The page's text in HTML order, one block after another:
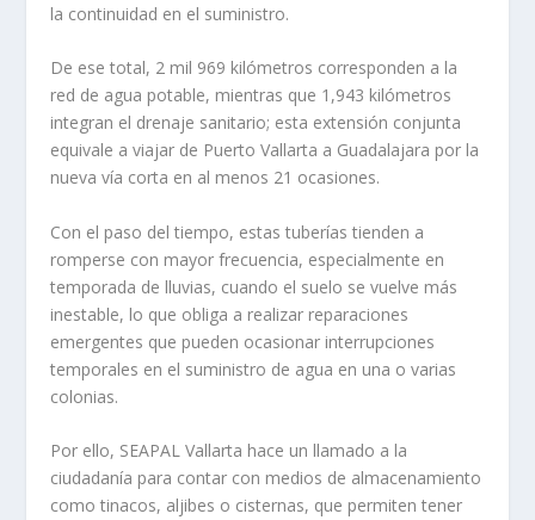
la continuidad en el suministro.
De ese total, 2 mil 969 kilómetros corresponden a la
red de agua potable, mientras que 1,943 kilómetros
integran el drenaje sanitario; esta extensión conjunta
equivale a viajar de Puerto Vallarta a Guadalajara por la
nueva vía corta en al menos 21 ocasiones.
Con el paso del tiempo, estas tuberías tienden a
romperse con mayor frecuencia, especialmente en
temporada de lluvias, cuando el suelo se vuelve más
inestable, lo que obliga a realizar reparaciones
emergentes que pueden ocasionar interrupciones
temporales en el suministro de agua en una o varias
colonias.
Por ello, SEAPAL Vallarta hace un llamado a la
ciudadanía para contar con medios de almacenamiento
como tinacos, aljibes o cisternas, que permiten tener